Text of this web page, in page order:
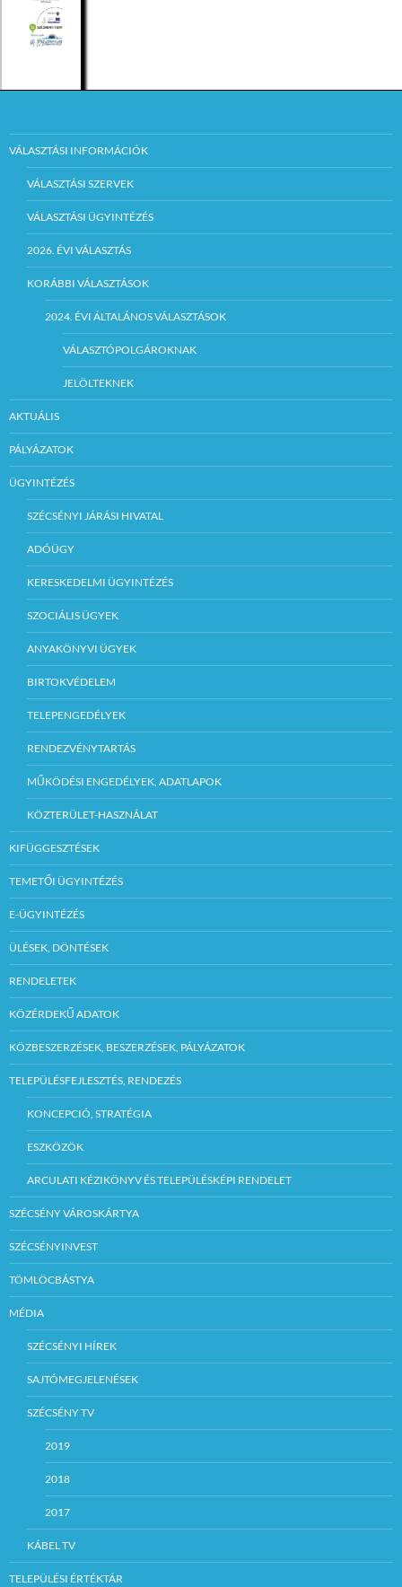
VÁLASZTÁSI INFORMÁCIÓK
VÁLASZTÁSI SZERVEK
VÁLASZTÁSI ÜGYINTÉZÉS
2026. ÉVI VÁLASZTÁS
KORÁBBI VÁLASZTÁSOK
2024. ÉVI ÁLTALÁNOS VÁLASZTÁSOK
VÁLASZTÓPOLGÁROKNAK
JELÖLTEKNEK
AKTUÁLIS
PÁLYÁZATOK
ÜGYINTÉZÉS
SZÉCSÉNYI JÁRÁSI HIVATAL
ADÓÜGY
KERESKEDELMI ÜGYINTÉZÉS
SZOCIÁLIS ÜGYEK
ANYAKÖNYVI ÜGYEK
BIRTOKVÉDELEM
TELEPENGEDÉLYEK
RENDEZVÉNYTARTÁS
MŰKÖDÉSI ENGEDÉLYEK, ADATLAPOK
KÖZTERÜLET-HASZNÁLAT
KIFÜGGESZTÉSEK
TEMETŐI ÜGYINTÉZÉS
E-ÜGYINTÉZÉS
ÜLÉSEK, DÖNTÉSEK
RENDELETEK
KÖZÉRDEKŰ ADATOK
KÖZBESZERZÉSEK, BESZERZÉSEK, PÁLYÁZATOK
TELEPÜLÉSFEJLESZTÉS, RENDEZÉS
KONCEPCIÓ, STRATÉGIA
ESZKÖZÖK
ARCULATI KÉZIKÖNYV ÉS TELEPÜLÉSKÉPI RENDELET
SZÉCSÉNY VÁROSKÁRTYA
SZÉCSÉNYINVEST
TÖMLÖCBÁSTYA
MÉDIA
SZÉCSÉNYI HÍREK
SAJTÓMEGJELENÉSEK
SZÉCSÉNY TV
2019
2018
2017
KÁBEL TV
TELEPÜLÉSI ÉRTÉKTÁR